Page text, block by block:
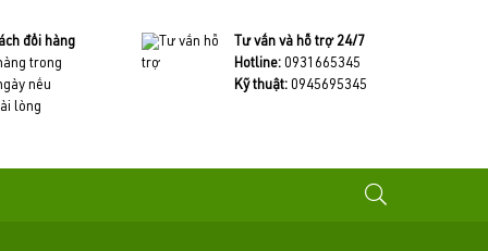
đổi hàng
trong
nếu
lòng
Tư vấn và hỗ trợ 24/7
Hotline:0931665345
Kỹ thuật: 0945695345